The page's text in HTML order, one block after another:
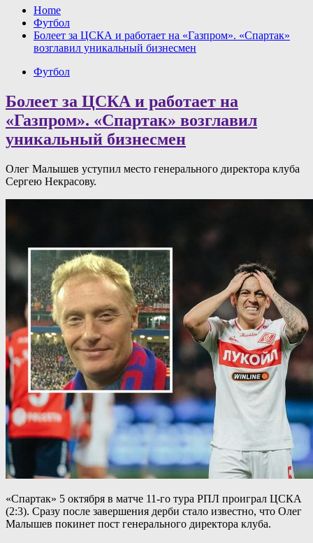
Home
Футбол
Болеет за ЦСКА и работает на «Газпром». «Спартак»
возглавил уникальный бизнесмен
Футбол
Болеет за ЦСКА и работает на
«Газпром». «Спартак» возглавил
уникальный бизнесмен
Олег Малышев уступил место генерального директора клуба
Сергею Некрасову.
«Спартак» 5 октября в матче 11-го тура РПЛ проиграл ЦСКА
(2:3). Сразу после завершения дерби стало известно, что Олег
Малышев покинет пост генерального директора клуба.